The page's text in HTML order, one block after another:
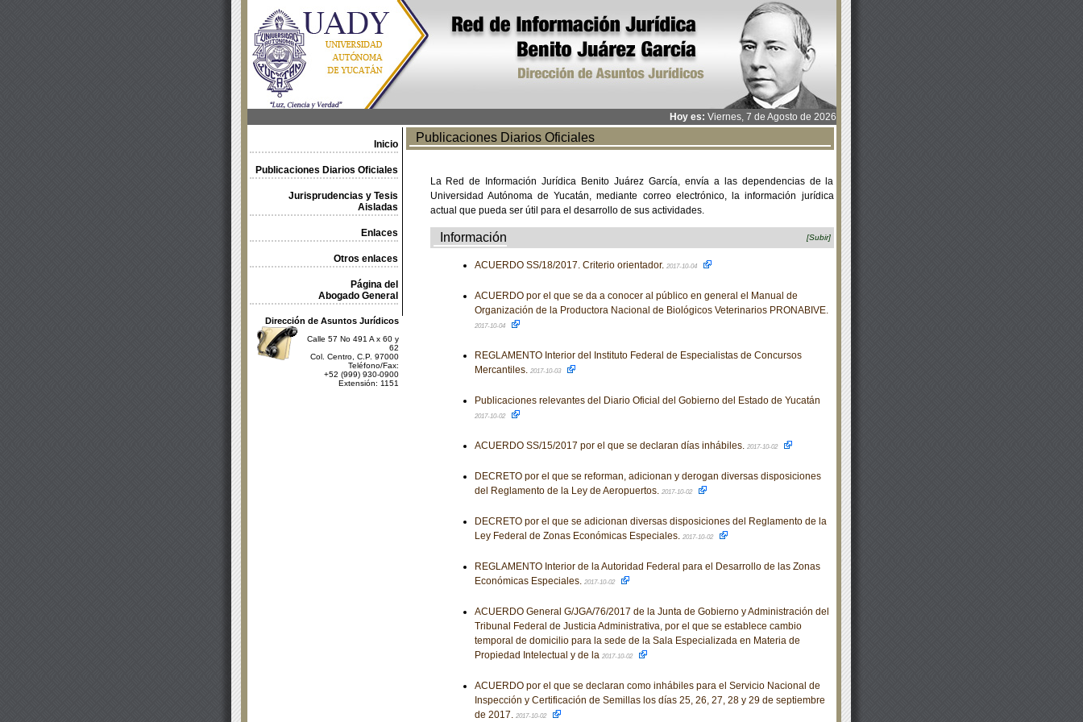
Hoy es: Viernes, 7 de Agosto de 2026
Inicio
Publicaciones Diarios Oficiales
Jurisprudencias y Tesis
Aisladas
Enlaces
Otros enlaces
Página del
Abogado General
Dirección de Asuntos Jurídicos
Calle 57 No 491 A x 60 y
62
Col. Centro, C.P. 97000
Teléfono/Fax:
+52 (999) 930-0900
Extensión: 1151
Publicaciones Diarios Oficiales
La Red de Información Jurídica Benito Juárez García, envía a las dependencias de la
Universidad Autónoma de Yucatán, mediante correo electrónico, la información jurídica
actual que pueda ser útil para el desarrollo de sus actividades.
Información [Subir]
ACUERDO SS/18/2017. Criterio orientador. 2017-10-04
ACUERDO por el que se da a conocer al público en general el Manual de
Organización de la Productora Nacional de Biológicos Veterinarios PRONABIVE.
2017-10-04
REGLAMENTO Interior del Instituto Federal de Especialistas de Concursos
Mercantiles. 2017-10-03
Publicaciones relevantes del Diario Oficial del Gobierno del Estado de Yucatán
2017-10-02
ACUERDO SS/15/2017 por el que se declaran días inhábiles. 2017-10-02
DECRETO por el que se reforman, adicionan y derogan diversas disposiciones
del Reglamento de la Ley de Aeropuertos. 2017-10-02
DECRETO por el que se adicionan diversas disposiciones del Reglamento de la
Ley Federal de Zonas Económicas Especiales. 2017-10-02
REGLAMENTO Interior de la Autoridad Federal para el Desarrollo de las Zonas
Económicas Especiales. 2017-10-02
ACUERDO General G/JGA/76/2017 de la Junta de Gobierno y Administración del
Tribunal Federal de Justicia Administrativa, por el que se establece cambio
temporal de domicilio para la sede de la Sala Especializada en Materia de
Propiedad Intelectual y de la 2017-10-02
ACUERDO por el que se declaran como inhábiles para el Servicio Nacional de
Inspección y Certificación de Semillas los días 25, 26, 27, 28 y 29 de septiembre
de 2017. 2017-10-02